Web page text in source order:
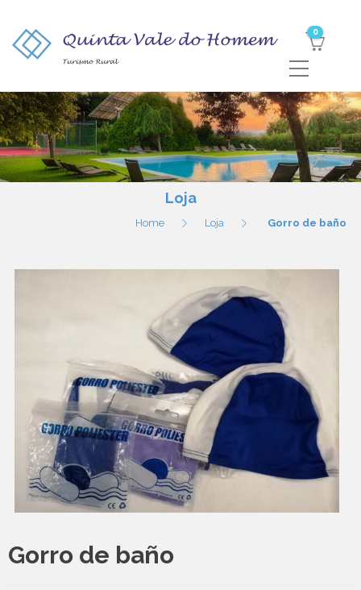
0
Loja
Home Loja Gorro de baño
Gorro de baño